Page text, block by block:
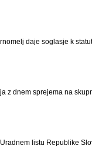
daje soglasje k
z dnem sprejema na
listu Republike